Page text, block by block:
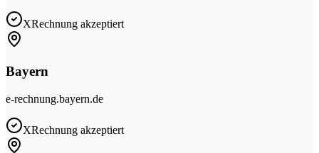
XRechnung akzeptiert
Bayern
e-rechnung.bayern.de
XRechnung akzeptiert